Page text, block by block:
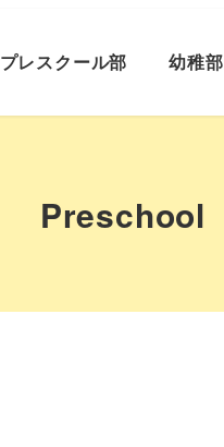
プレスクール部 幼稚部
Preschool